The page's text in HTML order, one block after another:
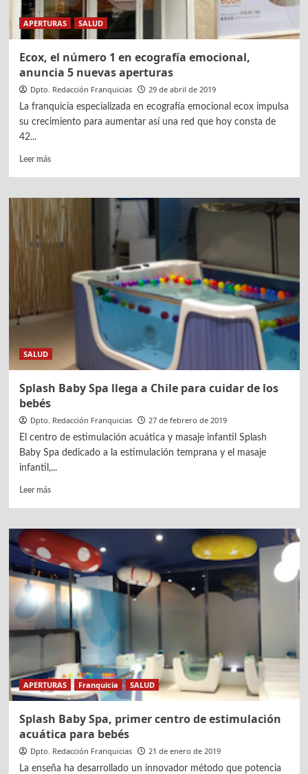
APERTURAS SALUD
Ecox, el número 1 en ecografía emocional,
anuncia 5 nuevas aperturas
Dpto. Redacción Franquicias 29 de abril de 2019
La franquicia especializada en ecografía emocional ecox impulsa
su crecimiento para aumentar así una red que hoy consta de
42...
Leer másLeer
Ecox,
emocional,
nuevas
SALUD
Splash Baby Spa llega a Chile para cuidar de los
bebés
Dpto. Redacción Franquicias 27 de febrero de 2019
El centro de estimulación acuática y masaje infantil Splash
Baby Spa dedicado a la estimulación temprana y el masaje
infantil,...
Leer másLeer
Splash
Baby
Spa
llega
a
Chile
para
cuidar
de
APERTURAS Franquicia SALUD
Splash Baby Spa, primer centro de estimulación
acuática para bebés
Dpto. Redacción Franquicias 21 de enero de 2019
La enseña ha desarrollado un innovador método que potencia